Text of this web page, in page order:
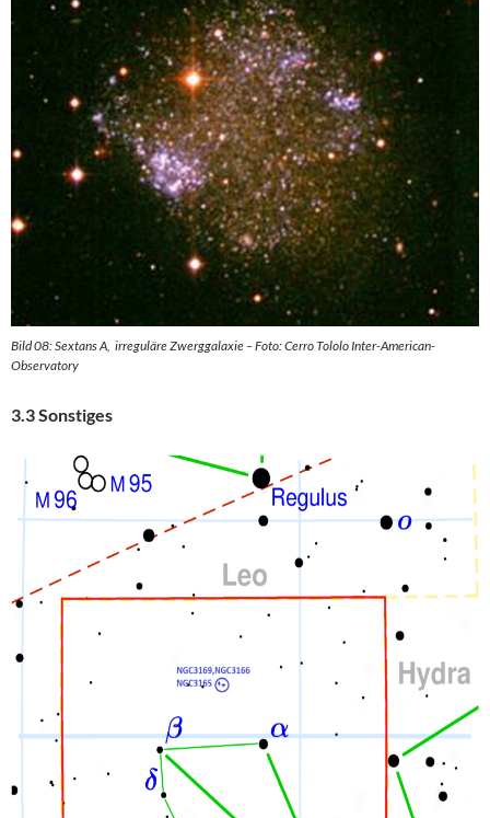
Bild 08: Sextans A, irreguläre Zwerggalaxie – Foto: Cerro Tololo Inter-American-
Observatory
3.3 Sonstiges